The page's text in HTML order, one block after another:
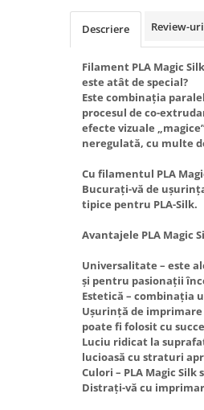
Descriere Review-uri
Filament PLA Magic
este atât de special?
Este combinația
procesul de co-
efecte vizuale
neregulată, cu multe
Cu filamentul PLA
Bucurați-vă de
tipice pentru PLA-Silk.
Avantajele PLA Magic
Universalitate – este
și pentru pasionații
Estetică – combinația
Ușurință de imprimare
poate fi folosit cu
Luciu ridicat la
lucioasă cu straturi
Culori – PLA Magic Silk
Distrați-vă cu